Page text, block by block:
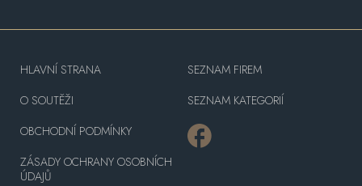
HLAVNÍ STRANA
O SOUTĚŽI
OBCHODNÍ PODMÍNKY
ZÁSADY OCHRANY OSOBNÍCH
ÚDAJŮ
SEZNAM FIREM
SEZNAM KATEGORIÍ